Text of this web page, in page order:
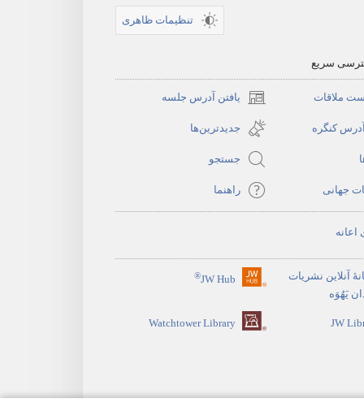
تنظیمات ظاهری
سریع
ملاقات یافتن آدرس جلسه
(پنجره‌ای
جدید
باز
می‌شود)
کنگره جدیدترین‌ها
جستجو
جهانی راهنما
اعانه
آنلاین نشریات
یَهُوَه
JW Hub
®
(پنجره‌ای
باز
JW
Watchtower Library